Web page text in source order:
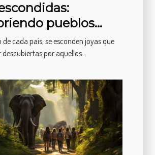
pueblos
de cada país, se esconden joyas que
por aquellos...